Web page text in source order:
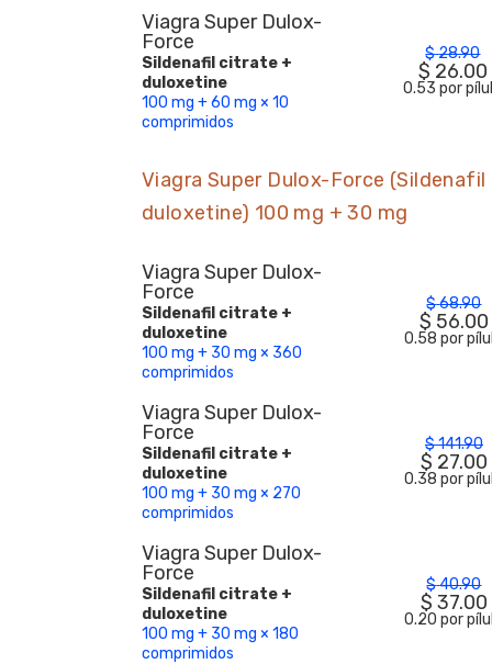
Viagra Super Dulox-
Force
Sildenafil citrate +
duloxetine
100 mg + 60 mg × 10
comprimidos
$28.90
$ 26.00
0.53 por
Viagra Super Dulox-Force
duloxetine) 100 mg + 30 mg
Viagra Super Dulox-
Force
Sildenafil citrate +
duloxetine
100 mg + 30 mg × 360
comprimidos
$68.90
$ 56.00
0.58 por
Viagra Super Dulox-
Force
Sildenafil citrate +
duloxetine
100 mg + 30 mg × 270
comprimidos
$141.90
$ 27.00
0.38 por
Viagra Super Dulox-
Force
Sildenafil citrate +
duloxetine
100 mg + 30 mg × 180
comprimidos
$40.90
$ 37.00
0.20 por